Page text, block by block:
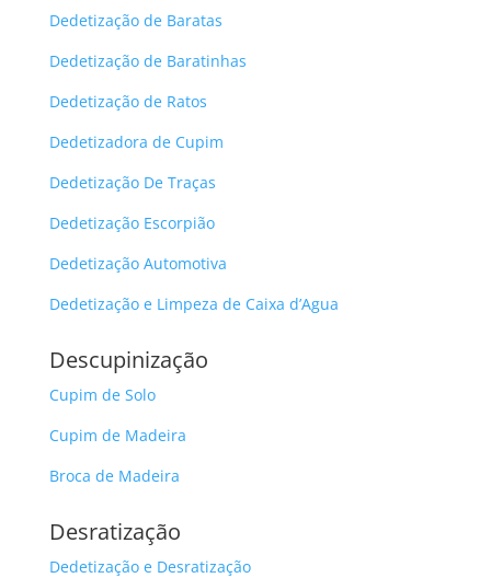
Dedetização de Baratas
Dedetização de Baratinhas
Dedetização de Ratos
Dedetizadora de Cupim
Dedetização De Traças
Dedetização Escorpião
Dedetização Automotiva
Dedetização e Limpeza de Caixa d’Agua
Descupinização
Cupim de Solo
Cupim de Madeira
Broca de Madeira
Desratização
Dedetização e Desratização